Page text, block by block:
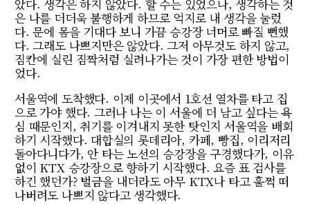
았다. 생각은 하지 않았다. 할 수는 있었으나, 생각하는 것
은 나를 더더욱 불행하게 하므로 억지로 내 생각을 눌렀
다. 문에 몸을 기대다 보니 가끔 승강장 너머로 빠질 뻔했
다. 그래도 나쁘지만은 않았다. 그저 아무것도 하지 않고,
짐칸에 실린 짐짝처럼 실려나가는 것이 가장 편한 방법이
었다.
서울역에 도착했다. 이제 이곳에서 1호선 열차를 타고 집
으로 가야 했다. 그러나 나는 이 서울에 더 남고 싶다는 욕
심 때문인지, 취기를 이겨내지 못한 탓인지 서울역을 배회
하기 시작했다. 대합실의 롯데리아, 카페, 빵집, 이리저리
돌아다니다가, 안 타는 노선의 승강장을 구경했다가, 이유
없이 KTX 승강장으로 향하기 시작했다. 요즘 표 검사를
하긴 했던가? 벌금을 내더라도 아무 KTX나 타고 훌쩍 떠
나버려도 나쁘지 않다고 생각했다.